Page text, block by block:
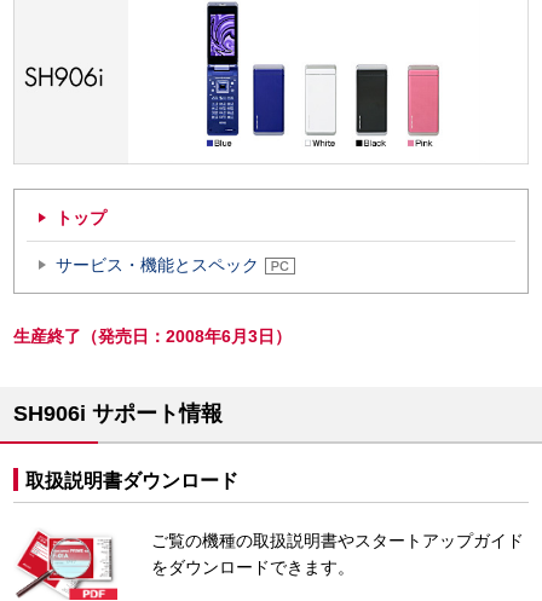
トップ
サービス・機能とスペック
生産終了（発売日：2008年6月3日）
SH906i サポート情報
取扱説明書ダウンロード
ご覧の機種の取扱説明書やスタートアップガイド
をダウンロードできます。